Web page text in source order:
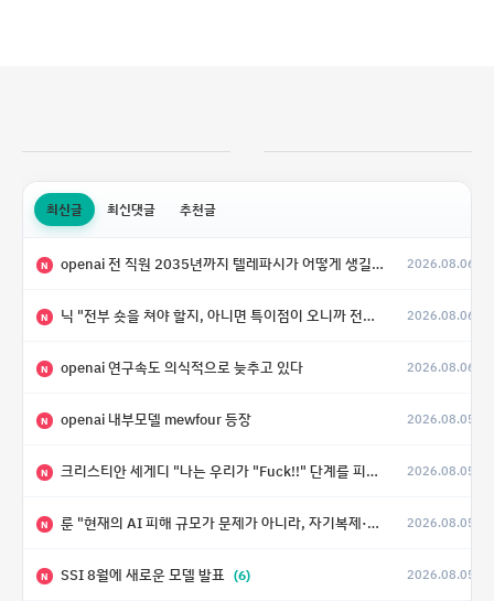
최신글 최신댓글 추천글
N openai 전 직원 2035년까지 텔레파시가 어떻게 생길 수 있는지 2026.08.06
N 닉 "전부 숏을 쳐야 할지, 아니면 특이점이 오니까 전부 롱을 쳐야 할지 모르겠다.” 2026.08.06
N openai 연구속도 의식적으로 늦추고 있다 2026.08.06
N openai 내부모델 mewfour 등장 2026.08.05
N 크리스티안 세게디 "나는 우리가 "Fuck!!" 단계를 피할 수 있기를 바랄 뿐" 2026.08.05
N 룬 "현재의 AI 피해 규모가 문제가 아니라, 자기복제·탈출·확산이 가능한 지능형 시스템의 피해에는 이론적으로 상한이 없다는 것이 문제" 2026.08.05
N SSI 8월에 새로운 모델 발표 (6) 2026.08.05